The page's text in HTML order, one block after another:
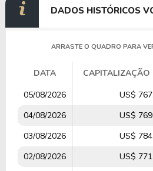
DADOS HISTÓRICOS
ARRASTE O QUADRO PARA
DATA CAPITALIZAÇÃO
05/08/2026
US$
04/08/2026
US$
03/08/2026
US$
02/08/2026
US$